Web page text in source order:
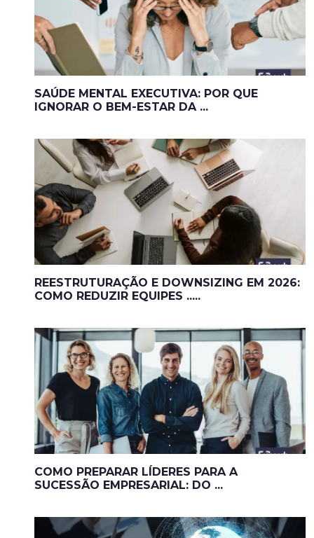
SAÚDE MENTAL EXECUTIVA: POR QUE
IGNORAR O BEM-ESTAR DA ...
REESTRUTURAÇÃO E DOWNSIZING EM 2026:
COMO REDUZIR EQUIPES .....
COMO PREPARAR LÍDERES PARA A
SUCESSÃO EMPRESARIAL: DO ...